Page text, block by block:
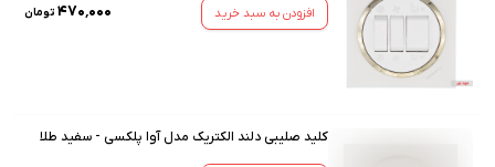
افزودن به سبد خرید ۴۷۰٬۰۰۰ تومان
کلید صلیبی دلند الکتریک مدل آوا پلکسی - سفید طلا